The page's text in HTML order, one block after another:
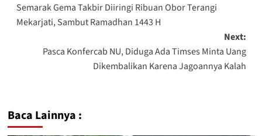
Semarak Gema Takbir Diiringi Ribuan Obor Terangi
Mekarjati, Sambut Ramadhan 1443 H
Next:
Pasca Konfercab NU, Diduga Ada Timses Minta Uang
Dikembalikan Karena Jagoannya Kalah
Baca Lainnya :